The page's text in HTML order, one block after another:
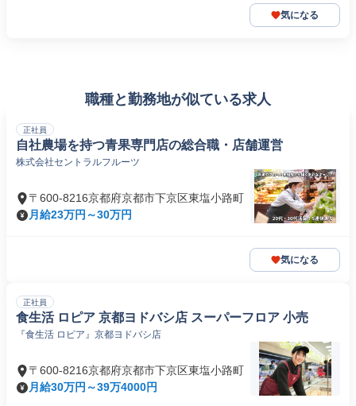
気になる
職種と勤務地が似ている求人
正社員
自社農場を持つ青果専門店の総合職・店舗運営
株式会社セントラルフルーツ
〒600-8216京都府京都市下京区東塩小路町
月給23万円～30万円
気になる
正社員
食生活 ロピア 京都ヨドバシ店 スーパーフロア 小売
『食生活 ロピア』京都ヨドバシ店
〒600-8216京都府京都市下京区東塩小路町
月給30万円～39万4000円